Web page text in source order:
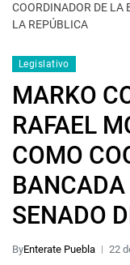
COORDINADOR DE LA
LA REPÚBLICA
Legislativo
MARKO
RAFAEL
COMO
BANCADA
SENADO
ByEnterate Puebla 22